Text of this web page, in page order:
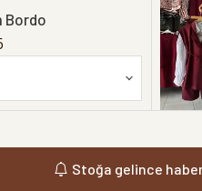
Bordo
Stoğa gelince